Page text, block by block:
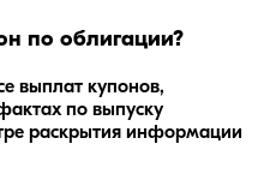
по облигации?
выплат купонов,
по выпуску
раскрытия информации